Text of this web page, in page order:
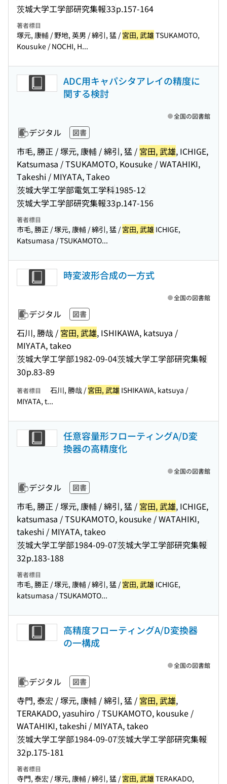
茨城大学工学部研究集報33p.157-164
著者標目
塚元, 康輔 / 野地, 英男 / 綿引, 猛 /宮田, 武雄TSUKAMOTO,
Kousuke / NOCHI, H...
ADC用キャパシタアレイの精度に
関する検討
デジタル 図書
市毛, 勝正 / 塚元, 康輔 / 綿引, 猛 / 宮田, 武雄, ICHIGE,
Katsumasa / TSUKAMOTO, Kousuke / WATAHIKI,
Takeshi / MIYATA, Takeo
茨城大学工学部電気工学科1985-12
茨城大学工学部研究集報33p.147-156
全国の図書館
著者標目
市毛, 勝正 / 塚元, 康輔 / 綿引, 猛 /宮田, 武雄 ICHIGE,
Katsumasa / TSUKAMOTO...
時変波形合成の一方式
デジタル 図書
石川, 勝哉 / 宮田, 武雄, ISHIKAWA, katsuya /
MIYATA, takeo
茨城大学工学部1982-09-04茨城大学工学部研究集報
30p.83-89
全国の図書館
著者標目 石川, 勝哉 /宮田, 武雄 ISHIKAWA, katsuya /
MIYATA, t...
任意容量形フローティングA/D変
換器の高精度化
デジタル 図書
市毛, 勝正 / 塚元, 康輔 / 綿引, 猛 / 宮田, 武雄, ICHIGE,
katsumasa / TSUKAMOTO, kousuke / WATAHIKI,
takeshi / MIYATA, takeo
茨城大学工学部1984-09-07茨城大学工学部研究集報
32p.183-188
全国の図書館
著者標目
市毛, 勝正 / 塚元, 康輔 / 綿引, 猛 /宮田, 武雄 ICHIGE,
katsumasa / TSUKAMOTO...
高精度フローティングA/D変換器
の一構成
デジタル 図書
寺門, 泰宏 / 塚元, 康輔 / 綿引, 猛 / 宮田, 武雄,
TERAKADO, yasuhiro / TSUKAMOTO, kousuke /
WATAHIKI, takeshi / MIYATA, takeo
茨城大学工学部1984-09-07茨城大学工学部研究集報
32p.175-181
全国の図書館
著者標目
寺門, 泰宏 / 塚元, 康輔 / 綿引, 猛 /宮田, 武雄TERAKADO,